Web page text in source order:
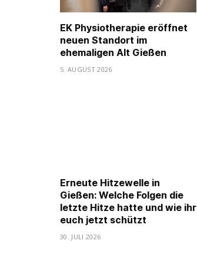
EK Physiotherapie eröffnet
neuen Standort im
ehemaligen Alt Gießen
5. AUGUST 2026
Erneute Hitzewelle in
Gießen: Welche Folgen die
letzte Hitze hatte und wie ihr
euch jetzt schützt
30. JULI 2026